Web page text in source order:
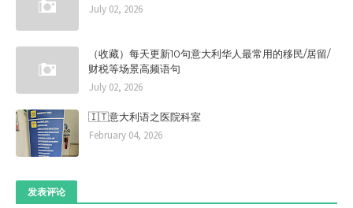
July 02, 2026
（收藏）每天更新10句意大利华人最常用的移民/居留/
财税等场景高频语句
July 02, 2026
🇮🇹意大利语之医院科室
February 04, 2026
发表评论